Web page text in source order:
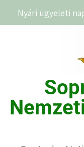
Nyári ügyeleti